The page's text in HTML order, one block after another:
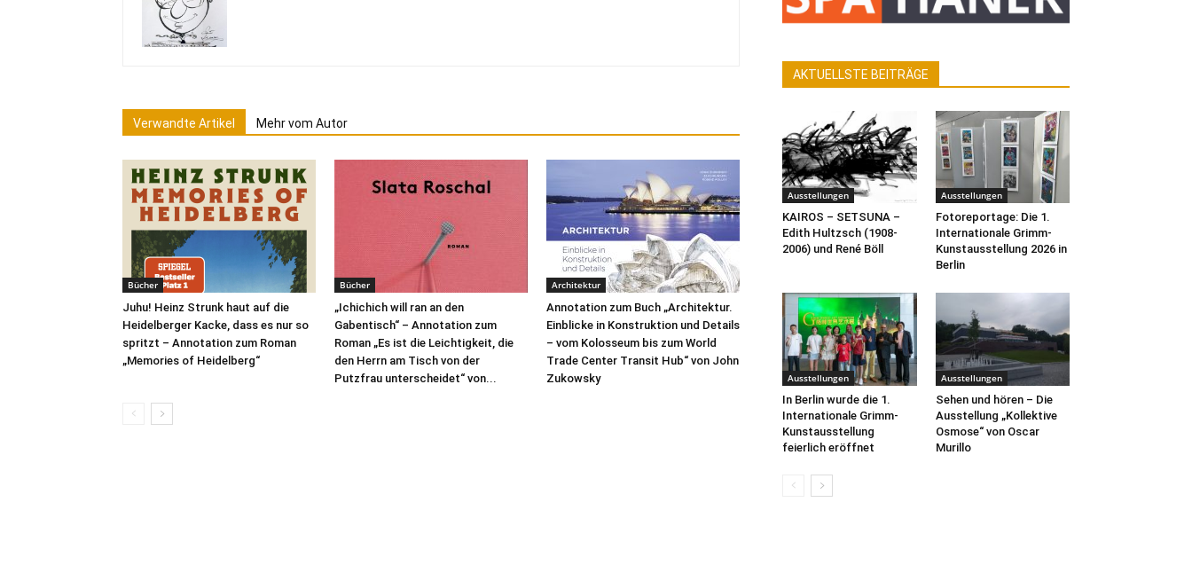
Verwandte Artikel Mehr vom Autor
Bücher
Juhu! Heinz Strunk haut auf die
Heidelberger Kacke, dass es nur so
spritzt – Annotation zum Roman
„Memories of Heidelberg“
Bücher
„Ichichich will ran an den
Gabentisch“ – Annotation zum
Roman „Es ist die Leichtigkeit, die
den Herrn am Tisch von der
Putzfrau unterscheidet“ von...
Architektur
Annotation zum Buch „Architektur.
Einblicke in Konstruktion und Details
– vom Kolosseum bis zum World
Trade Center Transit Hub“ von John
Zukowsky
AKTUELLSTE BEITRÄGE
Ausstellungen
KAIROS – SETSUNA –
Edith Hultzsch (1908-
2006) und René Böll
Ausstellungen
Fotoreportage: Die 1.
Internationale Grimm-
Kunstausstellung 2026 in
Berlin
Ausstellungen
In Berlin wurde die 1.
Internationale Grimm-
Kunstausstellung
feierlich eröffnet
Ausstellungen
Sehen und hören – Die
Ausstellung „Kollektive
Osmose“ von Oscar
Murillo